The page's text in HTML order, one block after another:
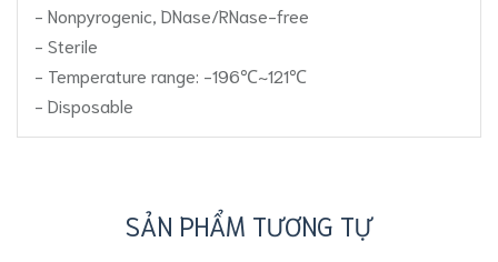
- Nonpyrogenic, DNase/RNase-free
- Sterile
- Temperature range: -196℃~121℃
- Disposable
SẢN PHẨM TƯƠNG TỰ